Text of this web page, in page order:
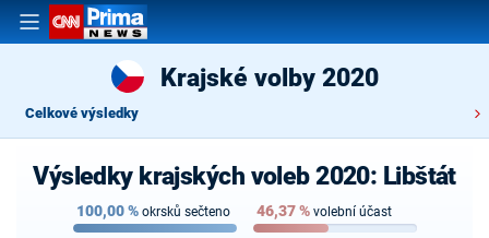
Krajské volby 2020
Celkové výsledky
Výsledky krajských voleb 2020: Libštát
100,00% okrsků sečteno 46,37% volební účast